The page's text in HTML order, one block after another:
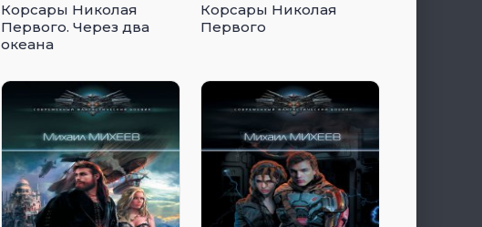
Корсары Николая
Первого. Через два
океана
Корсары Николая
Первого